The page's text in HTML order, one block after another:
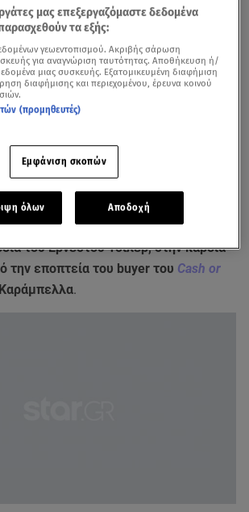
από τοBreakfast@Star
, στον εμβληματικό και
Fondazione/Βιβλιοθήκη Ίδρυμα Σ.
του Ερνέστου Τσίλερ, στην καρδιά
την εποπτεία του buyer του Cash or
.
μας επεξεργαζόμαστε δεδομένα
τα εξής:
γεωεντοπισμού. Ακριβής σάρωση
για αναγνώριση ταυτότητας. Αποθήκευση ή/
μιας συσκευής. Εξατομικευμένη διαφήμιση
διαφήμισης και περιεχομένου, έρευνα κοινού
(προμηθευτές)
Εμφάνιση σκοπών
όλων Αποδοχή